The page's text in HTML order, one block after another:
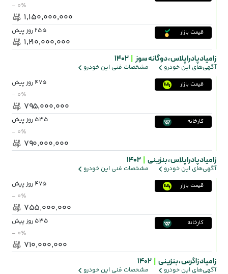
- ۰٪
۱٬۱۵۰٬۰۰۰٬۰۰۰
قیمت بازار 255 روز پیش
۱٬۲۱۰٬۰۰۰٬۰۰۰
زامیاد پادرا پلاس ،دوگانه سوز 1402
آگهی‌های این خودرو مشخصات فنی این خودرو
قیمت بازار 475 روز پیش
- ۰٪
۷۹۵٬۰۰۰٬۰۰۰
کارخانه 535 روز پیش
- ۰٪
۷۹۰٬۰۰۰٬۰۰۰
زامیاد پادرا پلاس ،بنزینی 1402
آگهی‌های این خودرو مشخصات فنی این خودرو
قیمت بازار 475 روز پیش
- ۰٪
۷۵۵٬۰۰۰٬۰۰۰
کارخانه 535 روز پیش
- ۰٪
۷۱۰٬۰۰۰٬۰۰۰
زامیاد زاگرس ،بنزینی 1402
آگهی‌های این خودرو مشخصات فنی این خودرو